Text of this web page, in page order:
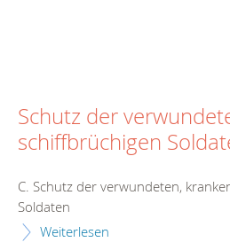
Schutz der
schiffbrüchigen
C. Schutz der verwundeten,
Soldaten
Weiterlesen